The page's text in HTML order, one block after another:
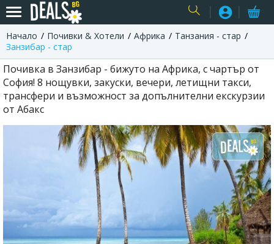
USER
Начало Почивки & Хотели Африка
Танзания - стар
Занзибар - стар
Почивка в Занзибар - бижуто на Африка, с чартър от
София! 8 нощувки, закуски, вечери, летищни такси,
трансфери и възможност за допълнителни екскурзии
от Абакс